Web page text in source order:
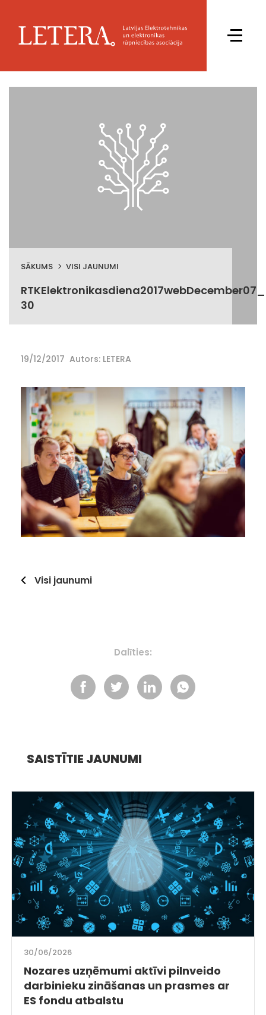
SĀKUMS VISI JAUNUMI
30
19/12/2017 Autors: LETERA
Visi jaunumi
Dalīties:
SAISTĪTIE JAUNUMI
30/06/2026
Nozares uzņēmumi aktīvi pilnveido
darbinieku zināšanas un prasmes ar
ES fondu atbalstu